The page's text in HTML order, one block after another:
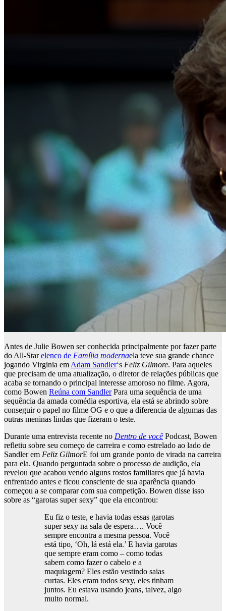
Antes de Julie Bowen ser conhecida principalmente por fazer parte
do All-Starelenco de Família modernaela teve sua grande chance
jogando Virginia emAdam Sandler‘s Feliz Gilmore. Para aqueles
que precisam de uma atualização, o diretor de relações públicas que
acaba se tornando o principal interesse amoroso no filme. Agora,
como Bowen Reúna com SandlerPara uma sequência de uma
sequência da amada comédia esportiva, ela está se abrindo sobre
conseguir o papel no filme OG e o que a diferencia de algumas das
outras meninas lindas que fizeram o teste.
Durante uma entrevista recente no Dentro de você Podcast, Bowen
refletiu sobre seu começo de carreira e como estrelado ao lado de
Sandler em Feliz GilmorE foi um grande ponto de virada na carreira
para ela. Quando perguntada sobre o processo de audição, ela
revelou que acabou vendo alguns rostos familiares que já havia
enfrentado antes e ficou consciente de sua aparência quando
começou a se comparar com sua competição. Bowen disse isso
sobre as “garotas super sexy” que ela encontrou:
Eu fiz o teste, e havia todas essas garotas
super sexy na sala de espera…. Você
sempre encontra a mesma pessoa. Você
está tipo, ‘Oh, lá está ela.’ E havia garotas
que sempre eram como – como todas
sabem como fazer o cabelo e a
maquiagem? Eles estão vestindo saias
curtas. Eles eram todos sexy, eles tinham
juntos. Eu estava usando jeans, talvez, algo
muito normal.